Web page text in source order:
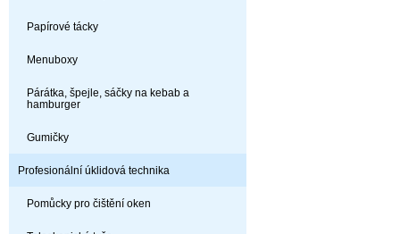
Papírové tácky
Menuboxy
Párátka, špejle, sáčky na kebab a
hamburger
Gumičky
Profesionální úklidová technika
Pomůcky pro čištění oken